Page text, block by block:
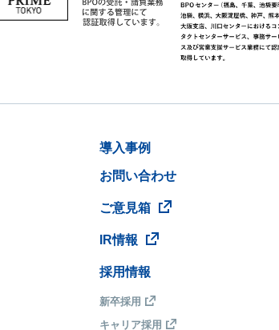
導入事例
お問い合わせ
ご意見箱
IR情報
採用情報
新卒採用
キャリア採用